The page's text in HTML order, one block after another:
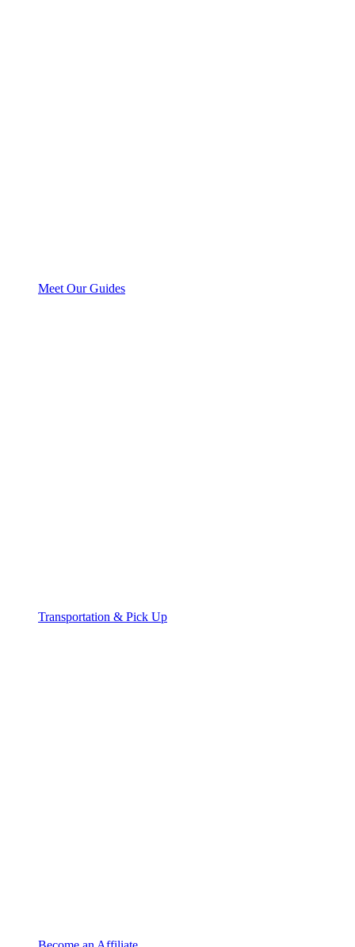
Meet Our Guides
Transportation & Pick Up